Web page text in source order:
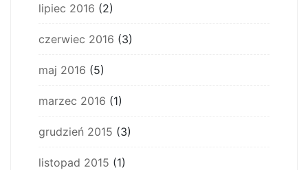
lipiec 2016 (2)
czerwiec 2016 (3)
maj 2016 (5)
marzec 2016 (1)
grudzień 2015 (3)
listopad 2015 (1)